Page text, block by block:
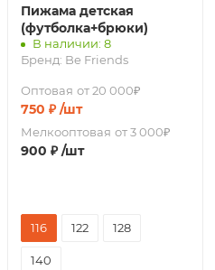
Пижама детская
(футболка+брюки)
В наличии: 8
Бренд: Be Friends
Оптовая от 20 000₽
750 ₽ /шт
Мелкооптовая от 3 000₽
900 ₽ /шт
116 122 128
140